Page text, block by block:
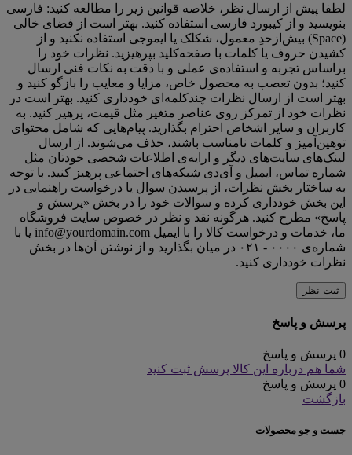
لطفا پیش از ارسال نظر، خلاصه قوانین زیر را مطالعه کنید: فارسی
بنویسید و از کیبورد فارسی استفاده کنید. بهتر است از فضای خالی
(Space) بیش‌از‌حدِ معمول، شکلک یا ایموجی استفاده نکنید و از
کشیدن حروف یا کلمات با صفحه‌کلید بپرهیزید. نظرات خود را
براساس تجربه و استفاده‌ی عملی و با دقت به نکات فنی ارسال
کنید؛ بدون تعصب به محصول خاص، مزایا و معایب را بازگو کنید و
بهتر است از ارسال نظرات چندکلمه‌‌ای خودداری کنید. بهتر است در
نظرات خود از تمرکز روی عناصر متغیر مثل قیمت، پرهیز کنید. به
کاربران و سایر اشخاص احترام بگذارید. پیام‌هایی که شامل محتوای
توهین‌آمیز و کلمات نامناسب باشند، حذف می‌شوند. از ارسال
لینک‌های سایت‌های دیگر و ارایه‌ی اطلاعات شخصی خودتان مثل
شماره تماس، ایمیل و آی‌دی شبکه‌های اجتماعی پرهیز کنید. با توجه
به ساختار بخش نظرات، از پرسیدن سوال یا درخواست راهنمایی در
این بخش خودداری کرده و سوالات خود را در بخش «پرسش و
پاسخ» مطرح کنید. هرگونه نقد و نظر در خصوص سایت فروشگاه
ما، خدمات و درخواست کالا را با ایمیل info@yourdomain.com یا با
شماره‌ی ۰۰۰۰ - ۰۲۱ در میان بگذارید و از نوشتن آن‌ها در بخش
نظرات خودداری کنید.
ثبت نظر
پرسش و پاسخ
0 پرسش و پاسخ
شما هم درباره این کالا پرسش ثبت کنید
0 پرسش و پاسخ
بازگشت
جست و جو محصولات